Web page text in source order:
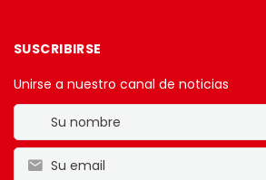
SUSCRIBIRSE
Unirse a nuestro canal de noticias